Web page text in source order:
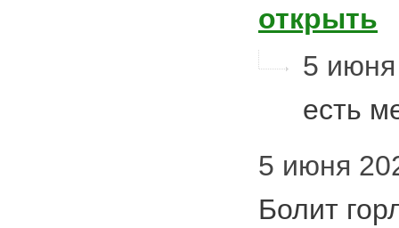
открыть
5 июня
есть
5 июня
Болит